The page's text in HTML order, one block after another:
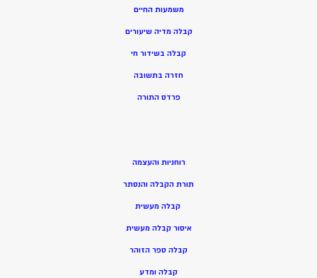
משמעות החיים
קבלה מדיה שיעורים
קבלה בשידור חי
חזרה בתשובה
פרדס התורה
רוחניות והעצמה
תורת הקבלה והנסתר
קבלה מעשית
איסור קבלה מעשית
קבלה ספר הזוהר
קבלה ומדע